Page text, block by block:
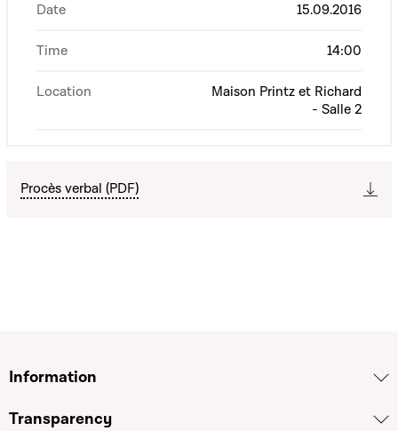
Date 15.09.2016
Time 14:00
Location
Maison Printz et Richard
- Salle 2
Procès verbal (PDF)
Information
Transparency